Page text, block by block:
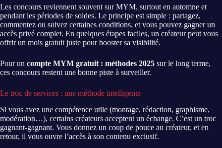
Les concours reviennent souvent sur MYM, surtout en automne et
pendant les périodes de soldes. Le principe est simple : partagez,
commentez ou suivez certaines conditions, et vous pouvez gagner un
accès privé complet. En quelques étapes faciles, un créateur peut vous
offrir un mois gratuit juste pour booster sa visibilité.
Pour un compte MYM gratuit : méthodes 2025 sur le long terme,
ces concours restent une bonne piste à surveiller.
Le troc de services : une méthode intelligente
Si vous avez une compétence utile (montage, rédaction, graphisme,
modération…), certains créateurs acceptent un échange. C’est un troc
gagnant-gagnant. Vous donnez un coup de pouce au créateur, et en
retour, il vous ouvre l’accès à son contenu exclusif.